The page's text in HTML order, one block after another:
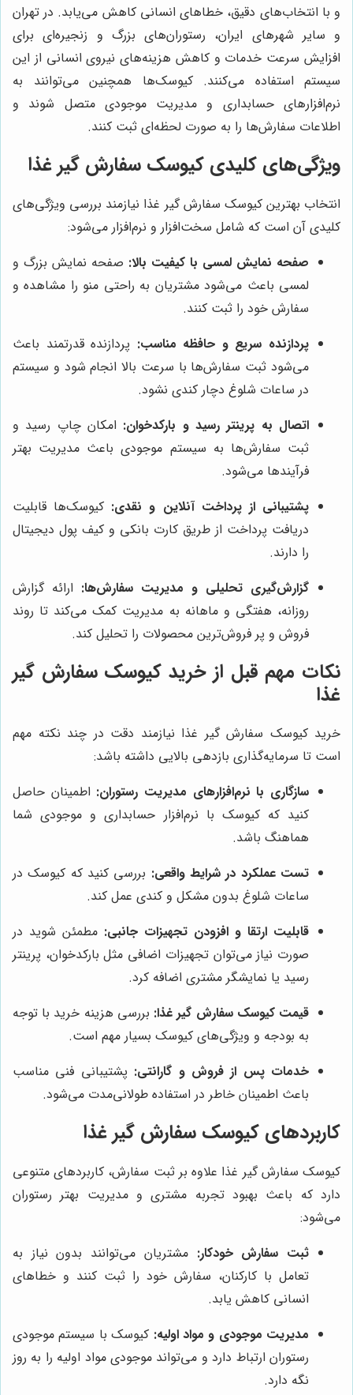
و با انتخاب‌های دقیق، خطاهای انسانی کاهش می‌یابد. در تهران
و سایر شهرهای ایران، رستوران‌های بزرگ و زنجیره‌ای برای
افزایش سرعت خدمات و کاهش هزینه‌های نیروی انسانی از این
سیستم استفاده می‌کنند. کیوسک‌ها همچنین می‌توانند به
نرم‌افزارهای حسابداری و مدیریت موجودی متصل شوند و
اطلاعات سفارش‌ها را به صورت لحظه‌ای ثبت کنند.
ویژگی‌های کلیدی کیوسک سفارش گیر غذا
انتخاب بهترین کیوسک سفارش گیر غذا نیازمند بررسی ویژگی‌های
کلیدی آن است که شامل سخت‌افزار و نرم‌افزار می‌شود:
صفحه نمایش لمسی با کیفیت بالا: صفحه نمایش بزرگ و
لمسی باعث می‌شود مشتریان به راحتی منو را مشاهده و
سفارش خود را ثبت کنند.
پردازنده سریع و حافظه مناسب: پردازنده قدرتمند باعث
می‌شود ثبت سفارش‌ها با سرعت بالا انجام شود و سیستم
در ساعات شلوغ دچار کندی نشود.
اتصال به پرینتر رسید و بارکدخوان: امکان چاپ رسید و
ثبت سفارش‌ها به سیستم موجودی باعث مدیریت بهتر
فرآیندها می‌شود.
پشتیبانی از پرداخت آنلاین و نقدی: کیوسک‌ها قابلیت
دریافت پرداخت از طریق کارت بانکی و کیف پول دیجیتال
را دارند.
گزارش‌گیری تحلیلی و مدیریت سفارش‌ها: ارائه گزارش
روزانه، هفتگی و ماهانه به مدیریت کمک می‌کند تا روند
فروش و پر فروش‌ترین محصولات را تحلیل کند.
نکات مهم قبل از خرید کیوسک سفارش گیر
غذا
خرید کیوسک سفارش گیر غذا نیازمند دقت در چند نکته مهم
است تا سرمایه‌گذاری بازدهی بالایی داشته باشد:
سازگاری با نرم‌افزارهای مدیریت رستوران: اطمینان حاصل
کنید که کیوسک با نرم‌افزار حسابداری و موجودی شما
هماهنگ باشد.
تست عملکرد در شرایط واقعی: بررسی کنید که کیوسک در
ساعات شلوغ بدون مشکل و کندی عمل کند.
قابلیت ارتقا و افزودن تجهیزات جانبی: مطمئن شوید در
صورت نیاز می‌توان تجهیزات اضافی مثل بارکدخوان، پرینتر
رسید یا نمایشگر مشتری اضافه کرد.
قیمت کیوسک سفارش گیر غذا: بررسی هزینه خرید با توجه
به بودجه و ویژگی‌های کیوسک بسیار مهم است.
خدمات پس از فروش و گارانتی: پشتیبانی فنی مناسب
باعث اطمینان خاطر در استفاده طولانی‌مدت می‌شود.
کاربردهای کیوسک سفارش گیر غذا
کیوسک سفارش گیر غذا علاوه بر ثبت سفارش، کاربردهای متنوعی
دارد که باعث بهبود تجربه مشتری و مدیریت بهتر رستوران
می‌شود:
ثبت سفارش خودکار: مشتریان می‌توانند بدون نیاز به
تعامل با کارکنان، سفارش خود را ثبت کنند و خطاهای
انسانی کاهش یابد.
مدیریت موجودی و مواد اولیه: کیوسک با سیستم موجودی
رستوران ارتباط دارد و می‌تواند موجودی مواد اولیه را به روز
نگه دارد.